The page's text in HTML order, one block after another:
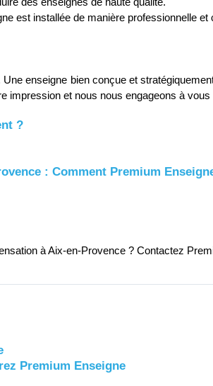
est installée de manière professionnelle
enseigne bien conçue et
impression et nous nous engageons à
?
: Comment Premium
à Aix-en-Provence ? Contactez
Premium Enseigne